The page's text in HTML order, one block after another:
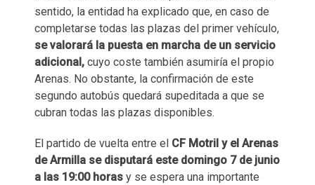
sentido, la entidad ha explicado que, en caso de
completarse todas las plazas del primer vehículo,
se valorará la puesta en marcha de un servicio
adicional, cuyo coste también asumiría el propio
Arenas. No obstante, la confirmación de este
segundo autobús quedará supeditada a que se
cubran todas las plazas disponibles.
El partido de vuelta entre el CF Motril y el Arenas
de Armilla se disputará este domingo 7 de junio
a las 19:00 horas y se espera una importante